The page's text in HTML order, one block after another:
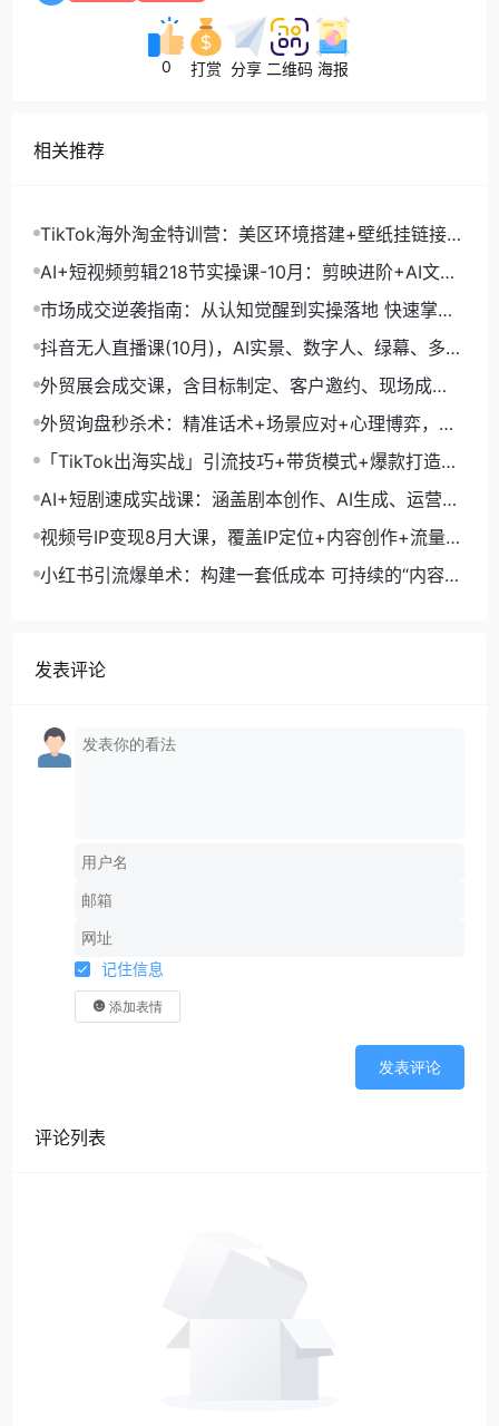
0 打赏 分享 二维码 海报
相关推荐
TikTok海外淘金特训营：美区环境搭建+壁纸挂链接
+剪映数字人，月入1.5万
AI+短视频剪辑218节实操课-10月：剪映进阶+AI文案
生成+账号运营，月入2万
市场成交逆袭指南：从认知觉醒到实操落地 快速掌握
市场开拓与成交核心能力
抖音无人直播课(10月)，AI实景、数字人、绿幕、多种
玩法、24小时自动盈利
外贸展会成交课，含目标制定、客户邀约、现场成
交，系统化SOP提升参展ROI
外贸询盘秒杀术：精准话术+场景应对+心理博弈，单
月询盘转化率提升200%
「TikTok出海实战」引流技巧+带货模式+爆款打造，
单月变现10万+秘籍
AI+短剧速成实战课：涵盖剧本创作、AI生成、运营变
现，单部剧收益破万
视频号IP变现8月大课，覆盖IP定位+内容创作+流量获
取+合规运营+商业转化
小红书引流爆单术：构建一套低成本 可持续的“内容-
发表评论
记住信息
添加表情
发表评论
评论列表